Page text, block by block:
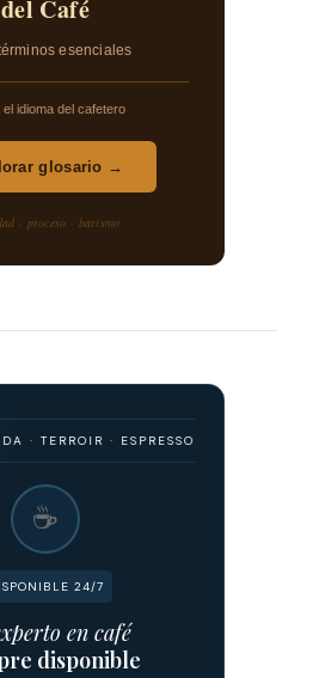
del Café
esenciales
el idioma del cafetero
glosario →
· proceso · barismo
· ESPRESSO · FILTRADO ·
☕
24/7
en café
disponible